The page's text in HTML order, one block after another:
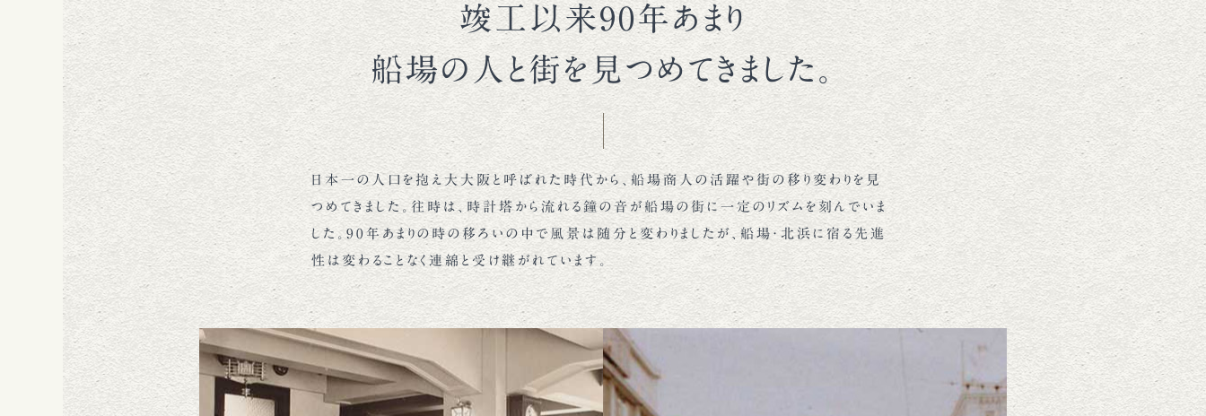
竣工以来90年あまり
船場の人と街を見つめてきました。
日本一の人口を抱え大大阪と呼ばれた時代から、船場商人の活躍や街の移り変わりを見
つめてきました。往時は、時計塔から流れる鐘の音が船場の街に一定のリズムを刻んでいま
した。90年あまりの時の移ろいの中で風景は随分と変わりましたが、船場・北浜に宿る先進
性は変わることなく連綿と受け継がれています。